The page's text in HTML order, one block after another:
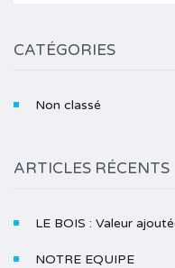
CATÉGORIES
Non classé
ARTICLES RÉCENTS
LE BOIS : Valeur
NOTRE EQUIPE